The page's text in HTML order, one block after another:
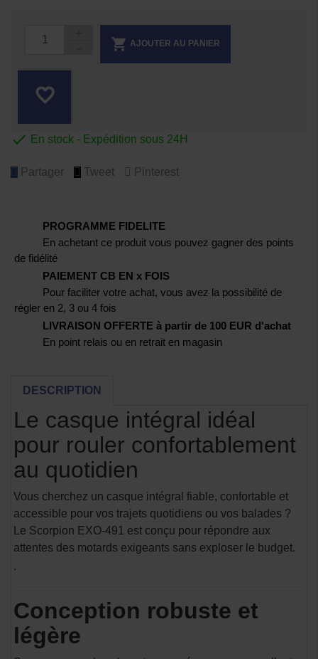
 AJOUTER AU PANIER
favorite_border
 En stock - Expédition sous 24H
Partager Tweet Pinterest
PROGRAMME FIDELITE
En achetant ce produit vous pouvez gagner des points
de fidélité
PAIEMENT CB EN x FOIS
Pour faciliter votre achat, vous avez la possibilité de
régler en 2, 3 ou 4 fois
LIVRAISON OFFERTE à partir de 100 EUR d'achat
En point relais ou en retrait en magasin
DESCRIPTION
Le casque intégral idéal
pour rouler confortablement
au quotidien
Vous cherchez un casque intégral fiable, confortable et
accessible pour vos trajets quotidiens ou vos balades ?
Le Scorpion EXO-491 est conçu pour répondre aux
attentes des motards exigeants sans exploser le budget.
.
Conception robuste et
légère